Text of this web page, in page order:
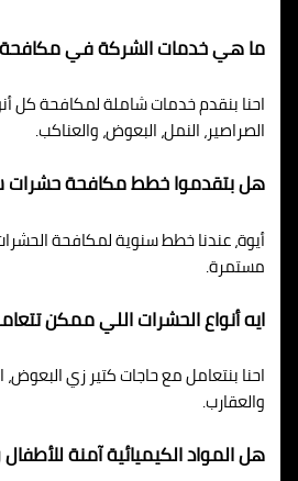
ما هي خدمات الشركة في مكافحة
احنا بنقدم خدمات شاملة لمكافحة كل
الصراصير، النمل، البعوض، والعناكب.
هل بتقدموا خطط مكافحة حشرات
أيوة، عندنا خطط سنوية لمكافحة
مستمرة.
ايه أنواع الحشرات اللي ممكن
احنا بنتعامل مع حاجات كتير زي البعوض،
والعقارب.
هل المواد الكيميائية آمنة للأطفال